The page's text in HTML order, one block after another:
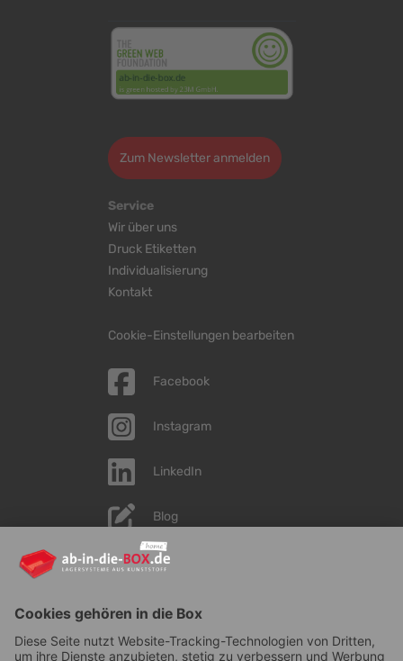
Zum Newsletter anmelden
Service
Wir über uns
Druck Etiketten
Individualisierung
Kontakt
Cookie-Einstellungen bearbeiten
Facebook
Instagram
LinkedIn
Blog
YouTube